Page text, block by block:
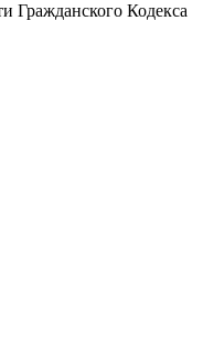
Гражданского Кодекса